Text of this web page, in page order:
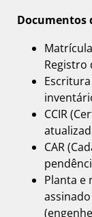
Documentos
Registro
CCIR
CAR
Planta e